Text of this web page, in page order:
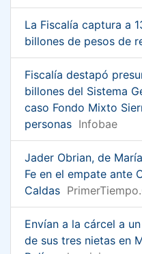
La Fiscalía captura a
billones de pesos de
Fiscalía destapó
billones del Sistema
caso Fondo Mixto
personas Infobae
Jader Obrian, de
Fe en el empate ante
Caldas
Envían a la cárcel a
de sus tres nietas en